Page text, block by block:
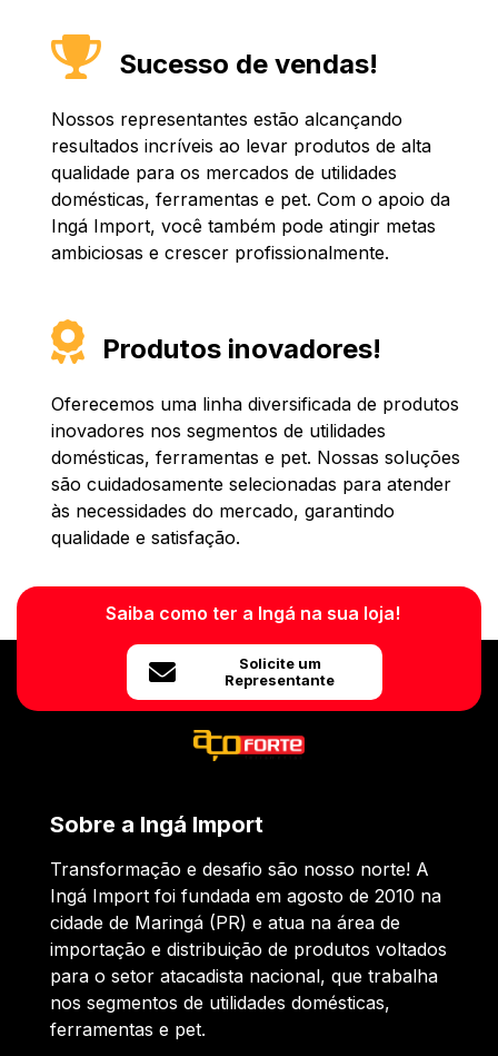
Sucesso de vendas!
Nossos representantes estão alcançando
resultados incríveis ao levar produtos de alta
qualidade para os mercados de utilidades
domésticas, ferramentas e pet. Com o apoio da
Ingá Import, você também pode atingir metas
ambiciosas e crescer profissionalmente.
Produtos inovadores!
Oferecemos uma linha diversificada de produtos
inovadores nos segmentos de utilidades
domésticas, ferramentas e pet. Nossas soluções
são cuidadosamente selecionadas para atender
às necessidades do mercado, garantindo
qualidade e satisfação.
Saiba como ter a Ingá na sua loja!
Solicite um
Representante
Sobre a Ingá Import
Transformação e desafio são nosso norte! A
Ingá Import foi fundada em agosto de 2010 na
cidade de Maringá (PR) e atua na área de
importação e distribuição de produtos voltados
para o setor atacadista nacional, que trabalha
nos segmentos de utilidades domésticas,
ferramentas e pet.